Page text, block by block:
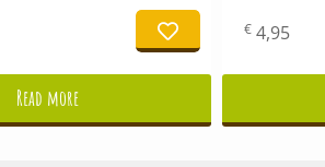
Read more
€ 4,95